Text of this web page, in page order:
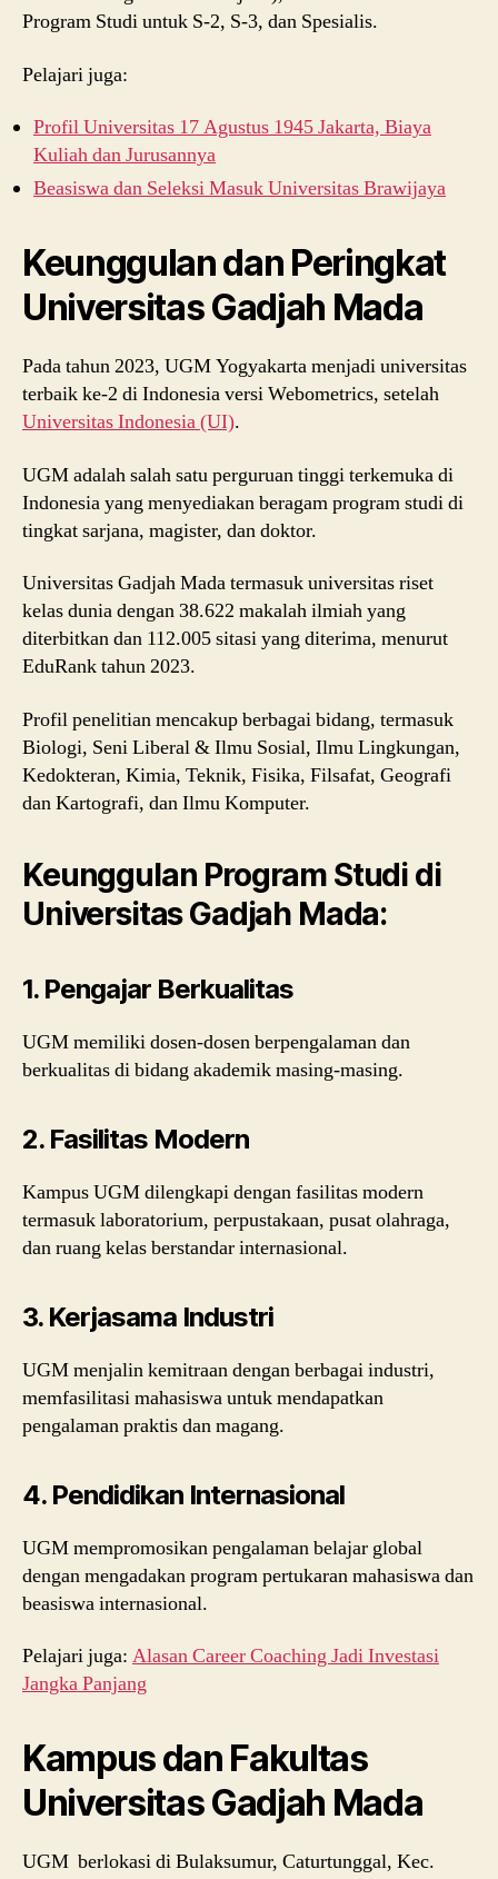
Program Studi untuk S-2, S-3, dan Spesialis.
Pelajari juga:
Profil Universitas 17 Agustus 1945 Jakarta, Biaya
Kuliah dan Jurusannya
Beasiswa dan Seleksi Masuk Universitas Brawijaya
Keunggulan dan Peringkat
Universitas Gadjah Mada
Pada tahun 2023, UGM Yogyakarta menjadi universitas
terbaik ke-2 di Indonesia versi Webometrics, setelah
Universitas Indonesia (UI).
UGM adalah salah satu perguruan tinggi terkemuka di
Indonesia yang menyediakan beragam program studi di
tingkat sarjana, magister, dan doktor.
Universitas Gadjah Mada termasuk universitas riset
kelas dunia dengan 38.622 makalah ilmiah yang
diterbitkan dan 112.005 sitasi yang diterima, menurut
EduRank tahun 2023.
Profil penelitian mencakup berbagai bidang, termasuk
Biologi, Seni Liberal & Ilmu Sosial, Ilmu Lingkungan,
Kedokteran, Kimia, Teknik, Fisika, Filsafat, Geografi
dan Kartografi, dan Ilmu Komputer.
Keunggulan Program Studi di
Universitas Gadjah Mada:
1. Pengajar Berkualitas
UGM memiliki dosen-dosen berpengalaman dan
berkualitas di bidang akademik masing-masing.
2. Fasilitas Modern
Kampus UGM dilengkapi dengan fasilitas modern
termasuk laboratorium, perpustakaan, pusat olahraga,
dan ruang kelas berstandar internasional.
3. Kerjasama Industri
UGM menjalin kemitraan dengan berbagai industri,
memfasilitasi mahasiswa untuk mendapatkan
pengalaman praktis dan magang.
4. Pendidikan Internasional
UGM mempromosikan pengalaman belajar global
dengan mengadakan program pertukaran mahasiswa dan
beasiswa internasional.
Pelajari juga: Alasan Career Coaching Jadi Investasi
Jangka Panjang
Kampus dan Fakultas
Universitas Gadjah Mada
UGM berlokasi di Bulaksumur, Caturtunggal, Kec.